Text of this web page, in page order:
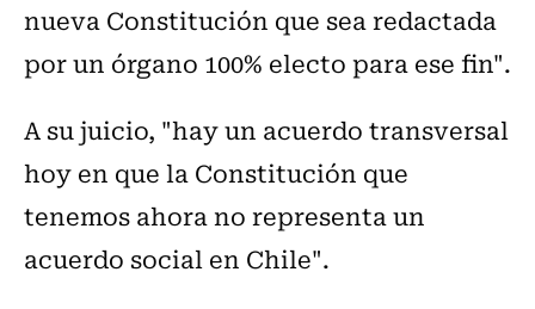
nueva Constitución que sea redactada
por un órgano 100% electo para ese fin".
A su juicio, "hay un acuerdo transversal
hoy en que la Constitución que
tenemos ahora no representa un
acuerdo social en Chile".